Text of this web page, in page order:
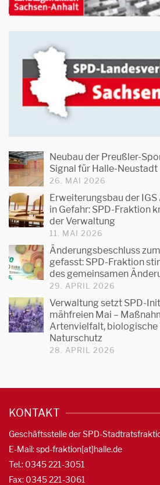
Neubau der Preußler-
Signal für Halle-Neustadt
26. MAI 2026
Erweiterungsbau der
in Gefahr: SPD-Fraktion
der Verwaltung
11. MAI 2026
Änderungsbeschluss
gefasst: SPD-Fraktion
des gemeinsamen
29. APRIL 2026
Verwaltung setzt SPD-
mähfreien Mai –
Artenvielfalt, biologische
Naturschutz
28. APRIL 2026
KONTAKT
Geschäftsstelle der SPD-
E-Mail: spd-fraktion[at]halle.de
Tel.: 0345 221-3051
Fax: 0345 221-3061